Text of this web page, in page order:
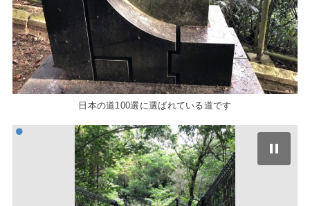
日本の道100選に選ばれている道です